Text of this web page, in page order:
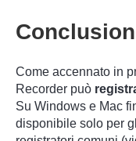
Come accennato in
Recorder può
Su Windows e Mac
disponibile solo per